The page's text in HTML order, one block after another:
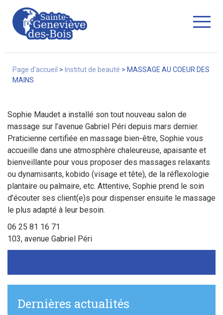
La Ville
Services
Commerces/associations
Sortir à Ste Gen’
Page d'accueil > Institut de beauté > MASSAGE AU COEUR DES
MAINS
Sophie Maudet a installé son tout nouveau salon de
massage sur l’avenue Gabriel Péri depuis mars dernier.
Praticienne certifiée en massage bien-être, Sophie vous
accueille dans une atmosphère chaleureuse, apaisante et
bienveillante pour vous proposer des massages relaxants
ou dynamisants, kobido (visage et tête), de la réflexologie
plantaire ou palmaire, etc. Attentive, Sophie prend le soin
d’écouter ses client(e)s pour dispenser ensuite le massage
le plus adapté à leur besoin.
06 25 81 16 71
103, avenue Gabriel Péri
Dernières actualités